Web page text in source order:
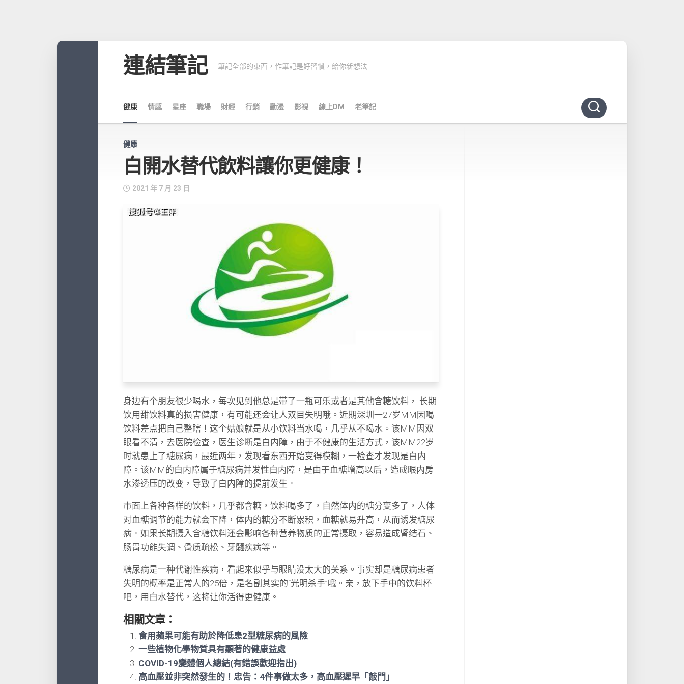
連結筆記 筆記全部的東西，作筆記是好習慣，給你新想法
健康 情感 星座 職場 財經 行銷 動漫 影視 線上DM 老筆記
健康
白開水替代飲料讓你更健康！
2021 年 7 月 23 日
身边有个朋友很少喝水，每次见到他总是带了一瓶可乐或者是其他含糖饮料， 长期
饮用甜饮料真的损害健康，有可能还会让人双目失明哦。近期深圳一27岁MM因喝
饮料差点把自己整瞎！这个姑娘就是从小饮料当水喝，几乎从不喝水。该MM因双
眼看不清，去医院检查，医生诊断是白内障，由于不健康的生活方式，该MM22岁
时就患上了糖尿病，最近两年，发现看东西开始变得模糊，一检查才发现是白内
障。该MM的白内障属于糖尿病并发性白内障，是由于血糖增高以后，造成眼内房
水渗透压的改变，导致了白内障的提前发生。
市面上各种各样的饮料，几乎都含糖，饮料喝多了，自然体内的糖分变多了，人体
对血糖调节的能力就会下降，体内的糖分不断累积，血糖就易升高，从而诱发糖尿
病。如果长期摄入含糖饮料还会影响各种营养物质的正常摄取，容易造成肾结石、
肠胃功能失调、骨质疏松、牙髓疾病等。
糖尿病是一种代谢性疾病，看起来似乎与眼睛没太大的关系。事实却是糖尿病患者
失明的概率是正常人的25倍，是名副其实的“光明杀手”哦。亲，放下手中的饮料杯
吧，用白水替代，这将让你活得更健康。
相關文章：
食用蘋果可能有助於降低患2型糖尿病的風險
一些植物化學物質具有顯著的健康益處
COVID-19變體個人總結(有錯誤歡迎指出)
高血壓並非突然發生的！忠告：4件事做太多，高血壓遲早「敲門」